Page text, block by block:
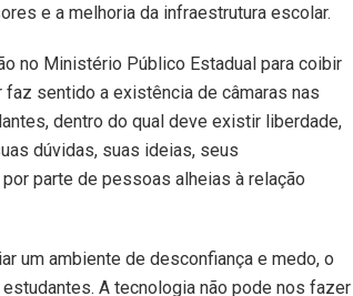
e a melhoria da infraestrutura escolar.
no Ministério Público Estadual para coibir
sentido a existência de câmaras nas
dentro do qual deve existir liberdade,
dúvidas, suas ideias, seus
parte de pessoas alheias à relação
um ambiente de desconfiança e medo, o
A tecnologia não pode nos fazer